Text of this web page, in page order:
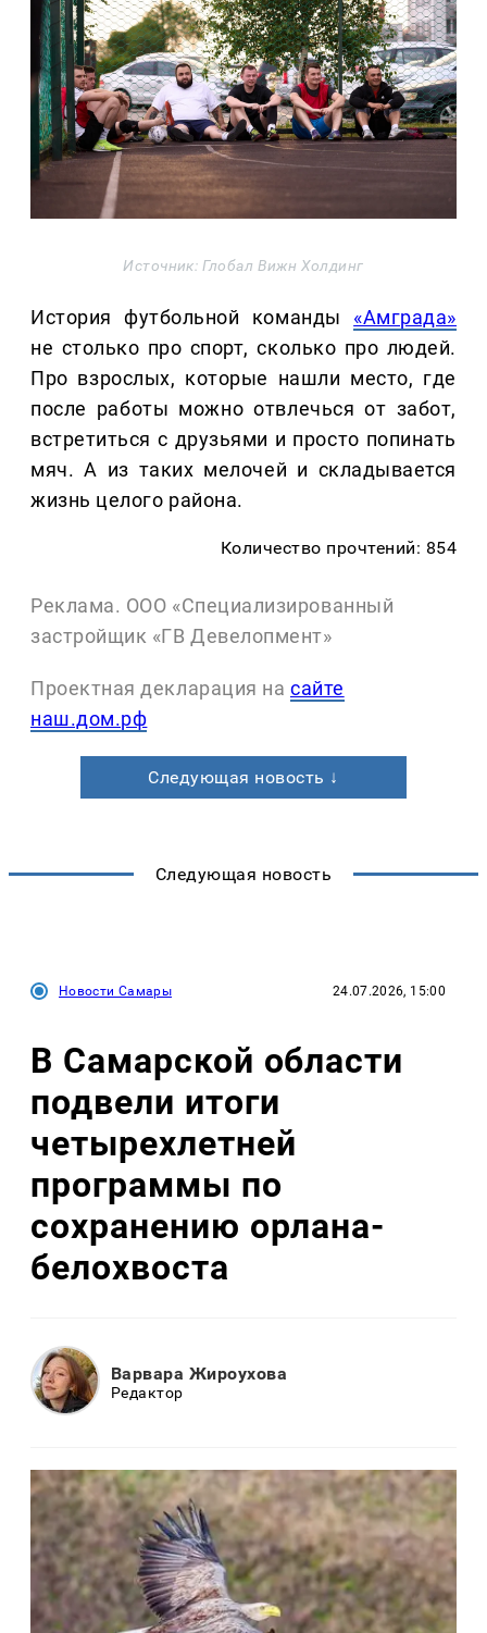
Источник: Глобал Вижн Холдинг
История футбольной команды «Амграда»
не столько про спорт, сколько про людей.
Про взрослых, которые нашли место, где
после работы можно отвлечься от забот,
встретиться с друзьями и просто попинать
мяч. А из таких мелочей и складывается
жизнь целого района.
Количество прочтений: 854
Реклама. ООО «Специализированный
застройщик «ГВ Девелопмент»
Проектная декларация на сайте
наш.дом.рф
Следующая новость ↓
Следующая новость
Новости Самары 24.07.2026, 15:00
В Самарской области
подвели итоги
четырехлетней
программы по
сохранению орлана-
белохвоста
Варвара Жироухова
Редактор